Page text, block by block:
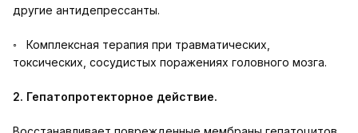
другие антидепрессанты.
◦ Комплексная терапия при травматических,
токсических, сосудистых поражениях головного мозга.
2. Гепатопротекторное действие.